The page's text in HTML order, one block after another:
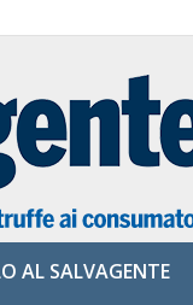
AL SALVAGENTE